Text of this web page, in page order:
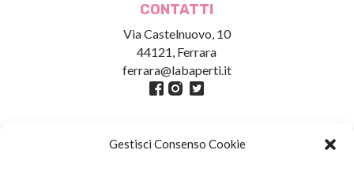
Gestisci Consenso Cookie
CONTATTI
Via Castelnuovo, 10
44121, Ferrara
ferrara@labaperti.it